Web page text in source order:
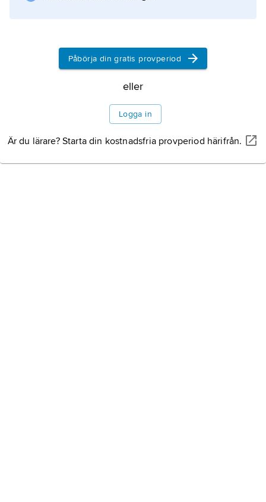
Information om artikeln
Påbörja din gratis provperiod
eller
Logga in
Är du lärare? Starta din kostnadsfria provperiod härifrån.